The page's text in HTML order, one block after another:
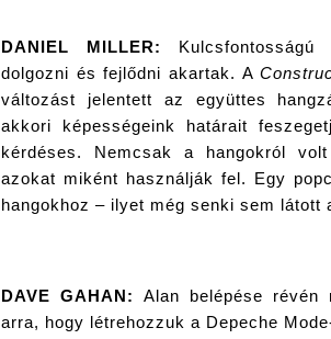
DANIEL MILLER:
dolgozni és fejlődni akartak. A
változást jelentett az együttes
akkori képességeink határait
kérdéses. Nemcsak a hangokról
azokat miként használják fel. Egy
hangokhoz – ilyet még senki sem
DAVE GAHAN:
Alan belépése révén
arra, hogy létrehozzuk a Depeche